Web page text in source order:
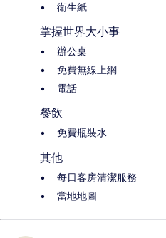
衛生紙
掌握世界大小事
辦公桌
免費無線上網
電話
餐飲
免費瓶裝水
其他
每日客房清潔服務
當地地圖